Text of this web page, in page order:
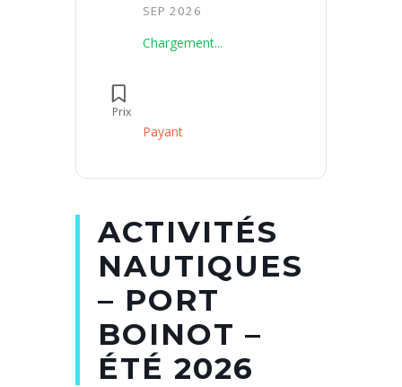
SEP 2026
Chargement...
Prix
Payant
ACTIVITÉS
NAUTIQUES
– PORT
BOINOT –
ÉTÉ 2026